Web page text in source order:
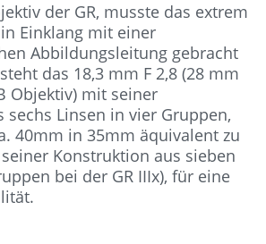
der GR, musste das extrem
Einklang mit einer
Abbildungsleitung gebracht
das 18,3 mm F 2,8 (28 mm
Objektiv) mit seiner
sechs Linsen in vier Gruppen,
40mm in 35mm äquivalent zu
Konstruktion aus sieben
bei der GR IIIx), für eine